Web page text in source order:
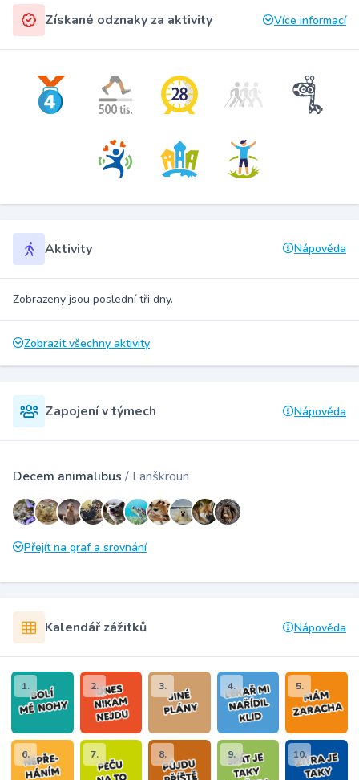
Získané odznaky za aktivity Více informací
Aktivity Nápověda
Zobrazeny jsou poslední tři dny.
Zobrazit všechny aktivity
Zapojení v týmech Nápověda
Decem animalibus / Lanškroun
Přejít na graf a srovnání
Kalendář zážitků Nápověda
1. 2. 3. 4. 5.
6. 7. 8. 9. 10.